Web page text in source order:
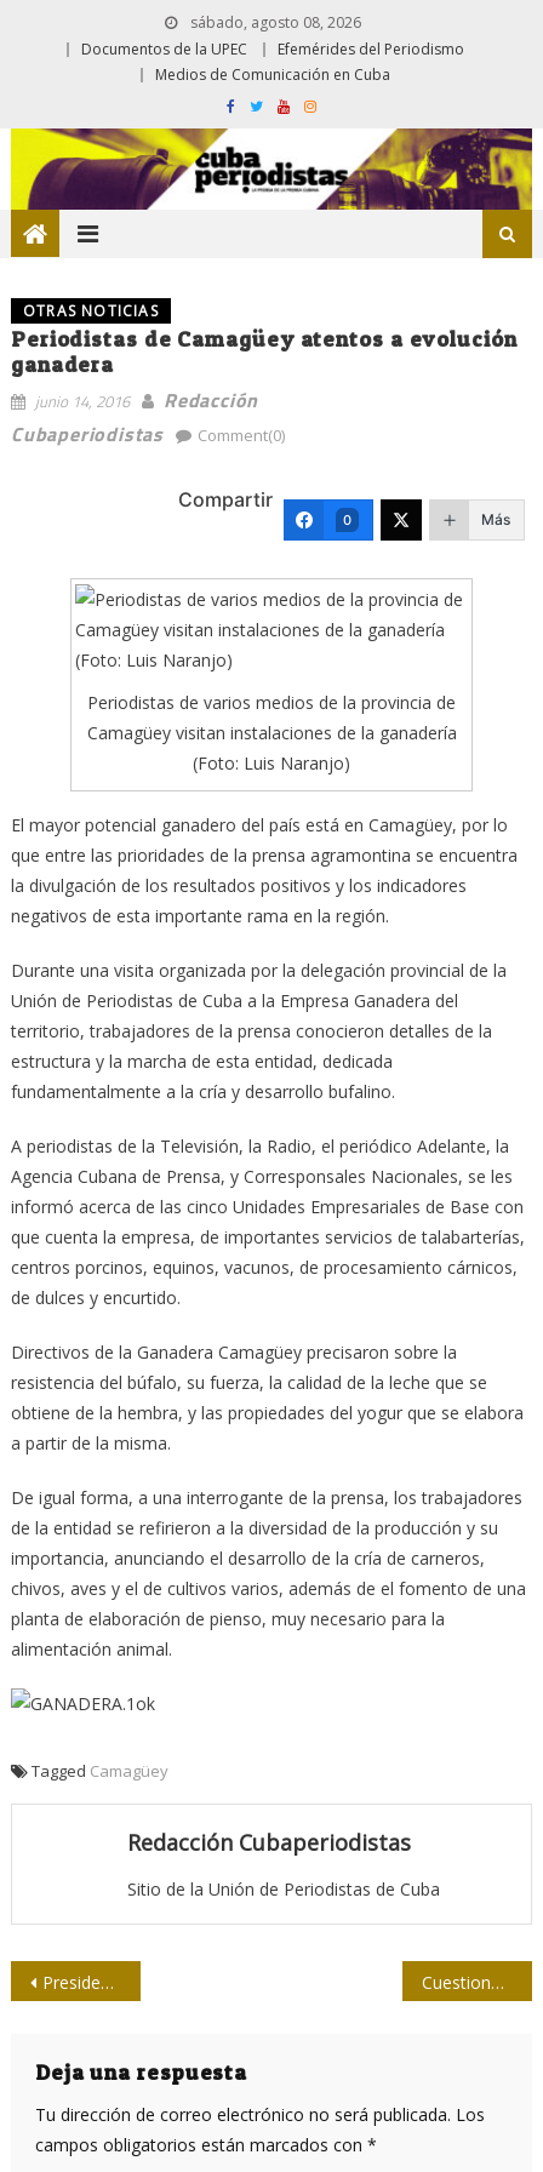
sábado, agosto 08, 2026
Documentos de la UPEC
Efemérides del Periodismo
Medios de Comunicación en Cuba
OTRAS NOTICIAS
Periodistas de Camagüey atentos a evolución
ganadera
junio 14, 2016
Redacción
Cubaperiodistas
Comment(0)
Compartir
0 Más
Periodistas de varios medios de la provincia de
Camagüey visitan instalaciones de la ganadería
(Foto: Luis Naranjo)
El mayor potencial ganadero del país está en Camagüey, por lo
que entre las prioridades de la prensa agramontina se encuentra
la divulgación de los resultados positivos y los indicadores
negativos de esta importante rama en la región.
Durante una visita organizada por la delegación provincial de la
Unión de Periodistas de Cuba a la Empresa Ganadera del
territorio, trabajadores de la prensa conocieron detalles de la
estructura y la marcha de esta entidad, dedicada
fundamentalmente a la cría y desarrollo bufalino.
A periodistas de la Televisión, la Radio, el periódico Adelante, la
Agencia Cubana de Prensa, y Corresponsales Nacionales, se les
informó acerca de las cinco Unidades Empresariales de Base con
que cuenta la empresa, de importantes servicios de talabarterías,
centros porcinos, equinos, vacunos, de procesamiento cárnicos,
de dulces y encurtido.
Directivos de la Ganadera Camagüey precisaron sobre la
resistencia del búfalo, su fuerza, la calidad de la leche que se
obtiene de la hembra, y las propiedades del yogur que se elabora
a partir de la misma.
De igual forma, a una interrogante de la prensa, los trabajadores
de la entidad se refirieron a la diversidad de la producción y su
importancia, anunciando el desarrollo de la cría de carneros,
chivos, aves y el de cultivos varios, además de el fomento de una
planta de elaboración de pienso, muy necesario para la
alimentación animal.
Tagged Camagüey
Redacción Cubaperiodistas
Sitio de la Unión de Periodistas de Cuba
Navegación
entradas
Presidente Evo Morales felicita a Prensa Latina por próximo aniversario Cuestiones de mentalidad
Deja una respuesta
Tu dirección de correo electrónico no será publicada. Los
campos obligatorios están marcados con *